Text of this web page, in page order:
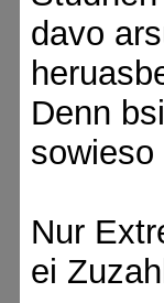
davo
Denn
Nur
ei